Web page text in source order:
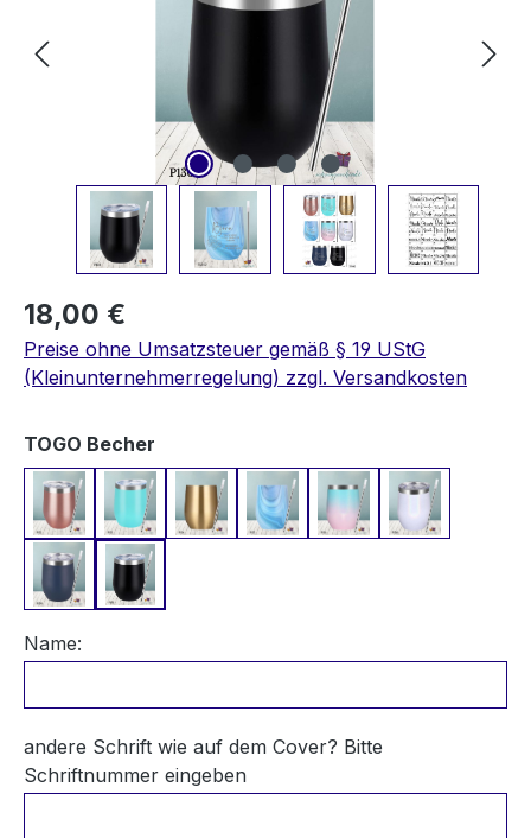
18,00 €
Preise ohne Umsatzsteuer gemäß § 19 UStG
(Kleinunternehmerregelung) zzgl. Versandkosten
TOGO Becher
RosegoldTürkis Champagner Gold
Blauer Marmor
Blau-RosaWeiß
DunkelblauSchwarz
Name:
andere Schrift wie auf dem Cover? Bitte
Schriftnummer eingeben